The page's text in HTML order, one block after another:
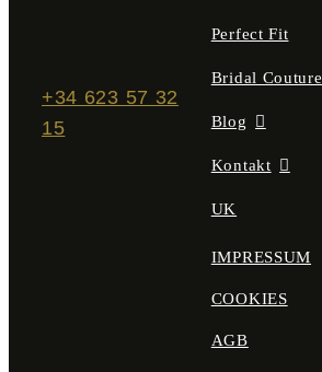
+34 623 57 32
15
Perfect Fit
Bridal Couture
Blog
Kontakt
UK
IMPRESSUM
COOKIES
AGB